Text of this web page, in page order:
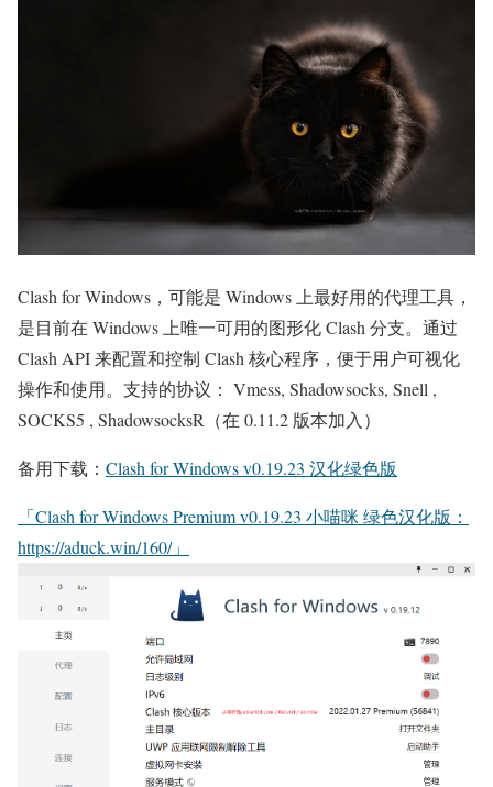
Clash for Windows，可能是 Windows 上最好用的代理工具，
是目前在 Windows 上唯一可用的图形化 Clash 分支。通过
Clash API 来配置和控制 Clash 核心程序，便于用户可视化
操作和使用。支持的协议： Vmess, Shadowsocks, Snell ,
SOCKS5 , ShadowsocksR（在 0.11.2 版本加入）
备用下载： Clash for Windows v0.19.23 汉化绿色版
「Clash for Windows Premium v0.19.23 小喵咪 绿色汉化版：
https://aduck.win/160/」